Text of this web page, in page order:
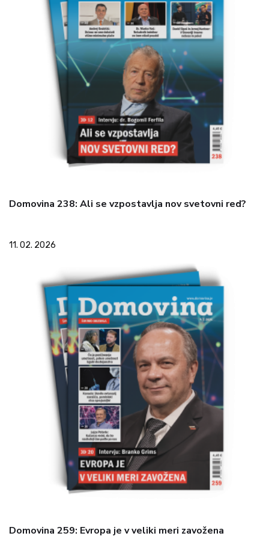
Domovina 238: Ali se vzpostavlja nov svetovni red?
11. 02. 2026
Domovina 259: Evropa je v veliki meri zavožena